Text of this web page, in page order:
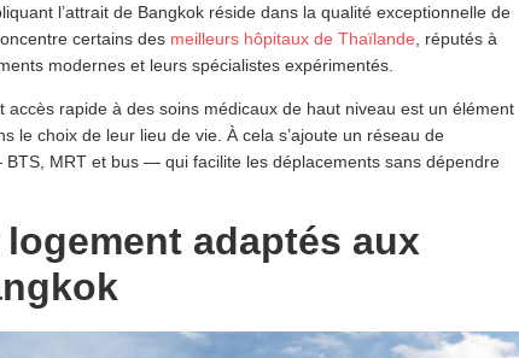
l’attrait de Bangkok réside dans la qualité exceptionnelle de
certains des meilleurs hôpitaux de Thaïlande , réputés à
modernes et leurs spécialistes expérimentés.
accès rapide à des soins médicaux de haut niveau est un élément
le choix de leur lieu de vie. À cela s’ajoute un réseau de
MRT et bus — qui facilite les déplacements sans dépendre
adaptés aux